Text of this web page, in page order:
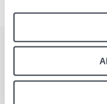
Trova i nostri punti
aeroportuali che